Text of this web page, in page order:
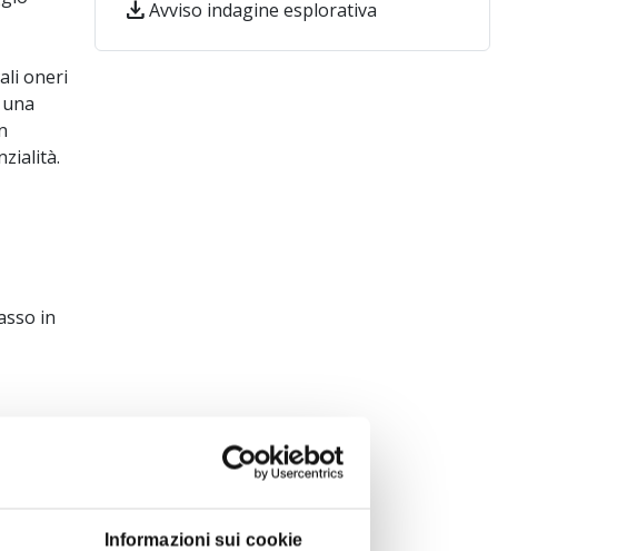
Informazioni sui cookie
oneri
in
downloadAvviso indagine esplorativa